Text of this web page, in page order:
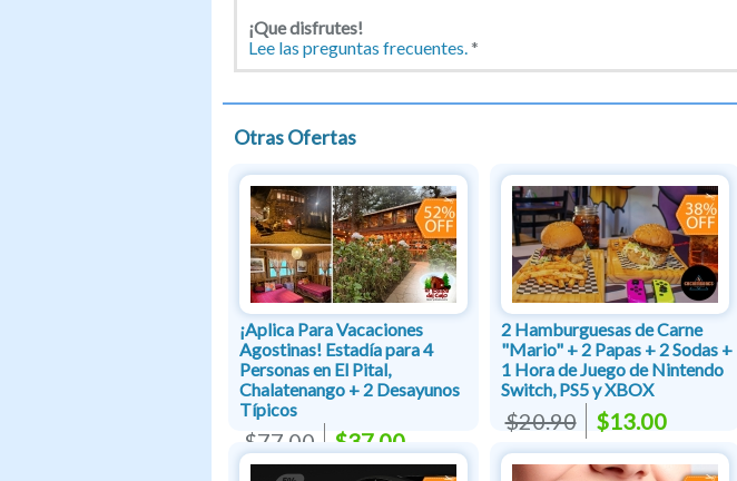
¡Que disfrutes!
Lee las preguntas frecuentes.*
Otras Ofertas
¡Aplica Para Vacaciones
Agostinas! Estadía para 4
Personas en El Pital,
Chalatenango + 2 Desayunos
Típicos
$77.00 $37.00
2 Hamburguesas de Carne
"Mario" + 2 Papas + 2 Sodas +
1 Hora de Juego de Nintendo
Switch, PS5 y XBOX
$20.90 $13.00